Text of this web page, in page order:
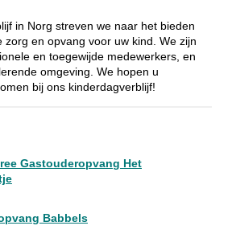
in Norg streven we naar het bieden
zorg en opvang voor uw kind. We zijn
en toegewijde medewerkers, en
omgeving. We hopen u
bij ons kinderdagverblijf!
Gastouderopvang Het
Babbels